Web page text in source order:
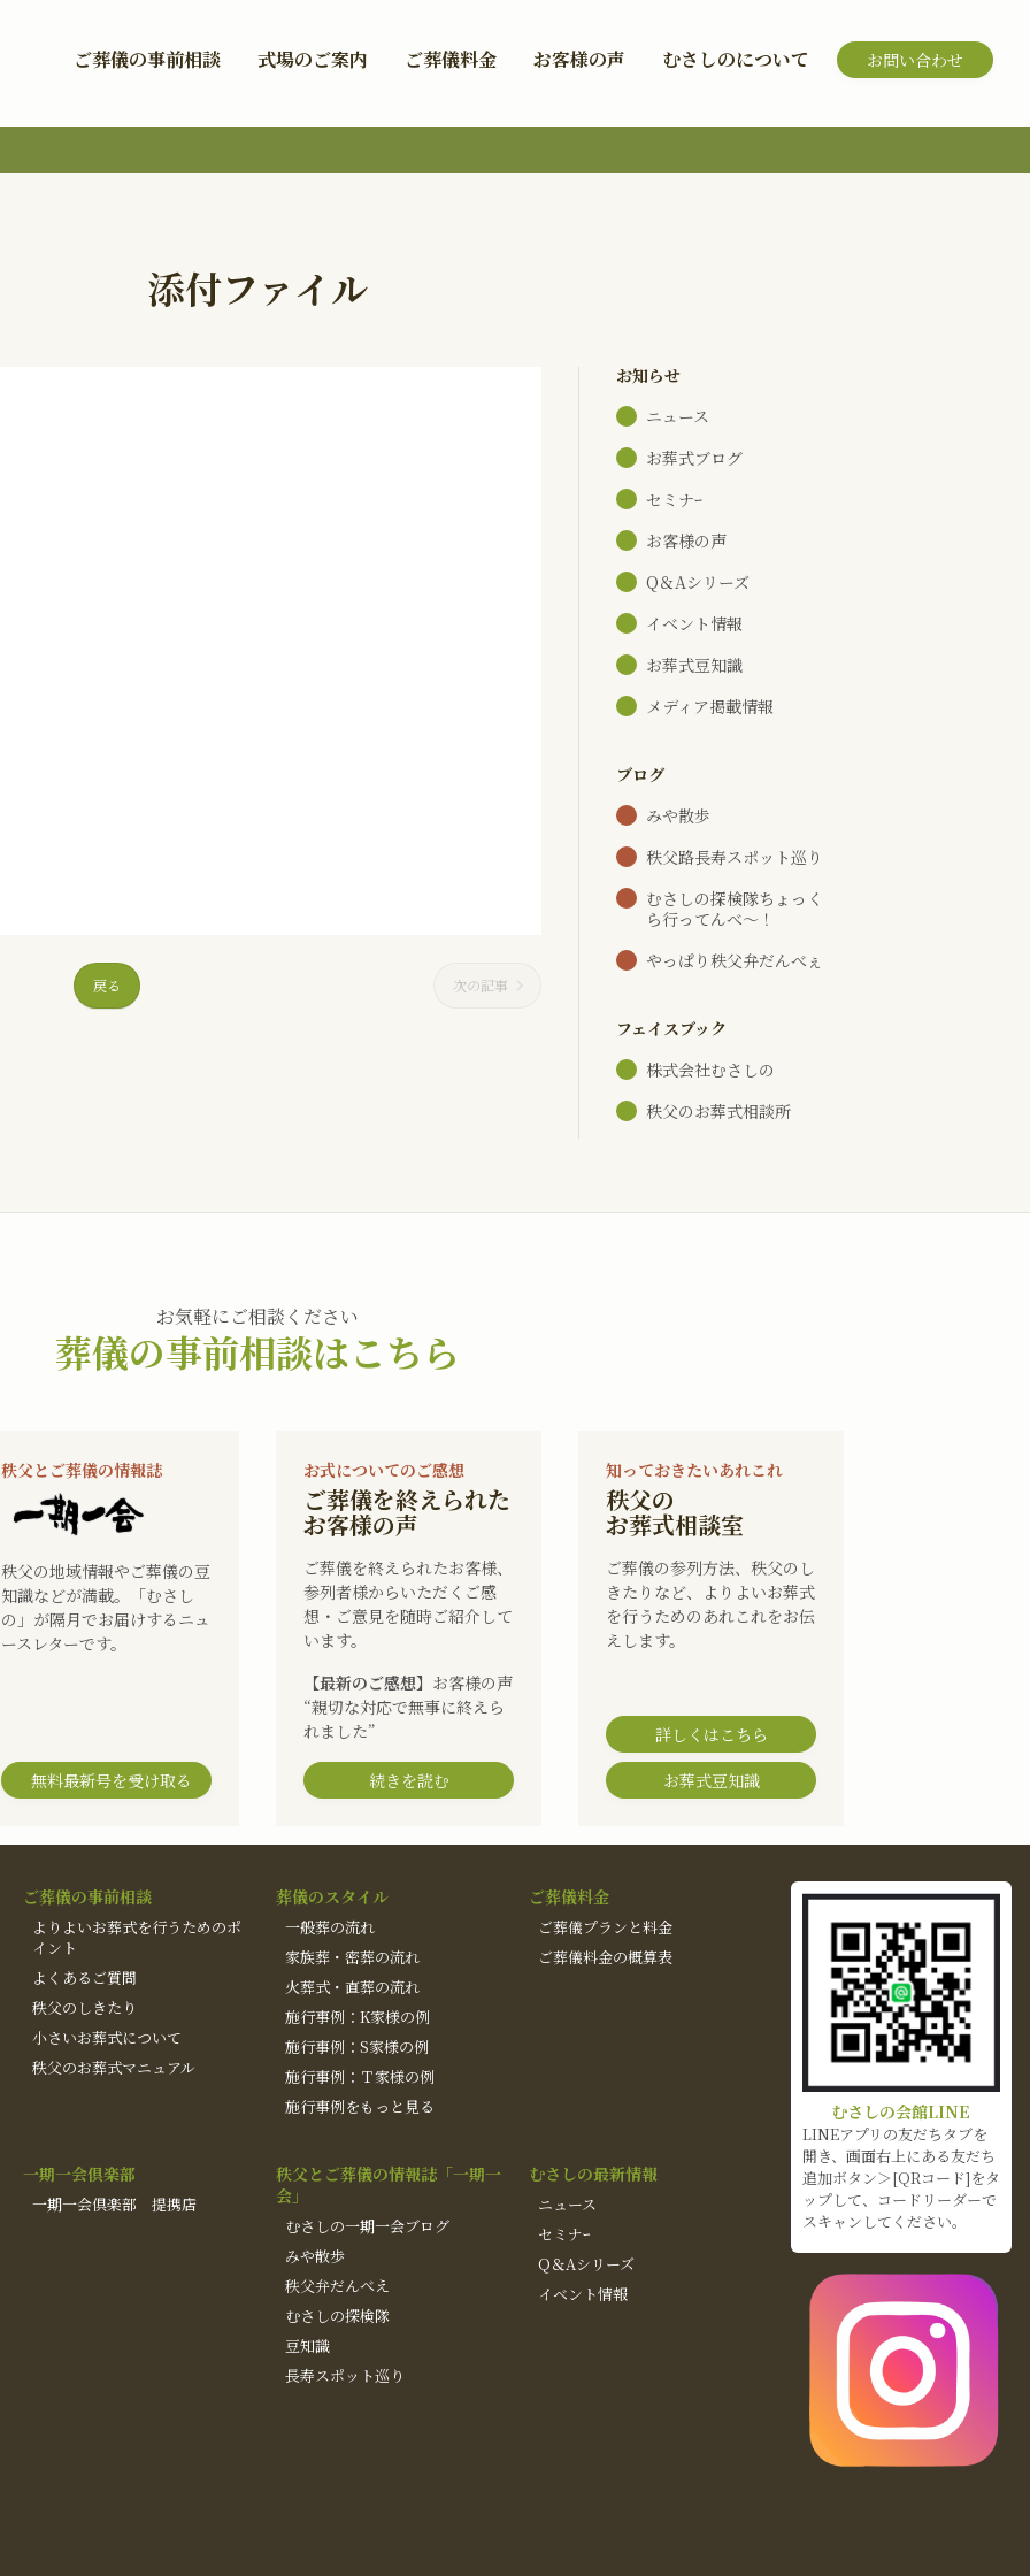
ご葬儀の事前相談 式場のご案内 ご葬儀料金 お客様の声 むさしのについて お問い合わせ
添付ファイル
戻る 次の記事
お知らせ
ニュース
お葬式ブログ
セミナｰ
お客様の声
Q＆Aシリーズ
イベント情報
お葬式豆知識
メディア掲載情報
ブログ
みや散歩
秩父路長寿スポット巡り
むさしの探検隊ちょっく
ら行ってんべ～！
やっぱり秩父弁だんべぇ
フェイスブック
株式会社むさしの
秩父のお葬式相談所
お気軽にご相談ください
葬儀の事前相談はこちら
秩父とご葬儀の情報誌
秩父の地域情報やご葬儀の豆
知識などが満載。「むさし
の」が隔月でお届けするニュ
ースレターです。
無料最新号を受け取る
お式についてのご感想
ご葬儀を終えられた
お客様の声
ご葬儀を終えられたお客様、
参列者様からいただくご感
想・ご意見を随時ご紹介して
います。
【最新のご感想】 お客様の声
“親切な対応で無事に終えら
れました”
続きを読む
知っておきたいあれこれ
秩父の
お葬式相談室
ご葬儀の参列方法、秩父のし
きたりなど、よりよいお葬式
を行うためのあれこれをお伝
えします。
詳しくはこちら
お葬式豆知識
ご葬儀の事前相談
よりよいお葬式を行うためのポ
イント
よくあるご質問
秩父のしきたり
小さいお葬式について
秩父のお葬式マニュアル
葬儀のスタイル
一般葬の流れ
家族葬・密葬の流れ
火葬式・直葬の流れ
施行事例：K家様の例
施行事例：S家様の例
施行事例：Ｔ家様の例
施行事例をもっと見る
ご葬儀料金
ご葬儀プランと料金
ご葬儀料金の概算表
一期一会倶楽部
一期一会倶楽部 提携店
秩父とご葬儀の情報誌「一期一
会」
むさしの一期一会ブログ
みや散歩
秩父弁だんべえ
むさしの探検隊
豆知識
長寿スポット巡り
むさしの最新情報
ニュース
セミナｰ
Q＆Aシリーズ
イベント情報
むさしの会館LINE
LINEアプリの友だちタブを
開き、画面右上にある友だち
追加ボタン＞[QRコード]をタ
ップして、コードリーダーで
スキャンしてください。